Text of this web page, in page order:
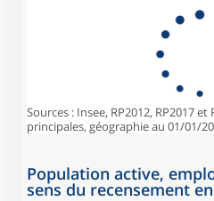
Sources : Insee, RP2012, RP2017
principales, géographie au 01/01/
Population active,
sens du recensement